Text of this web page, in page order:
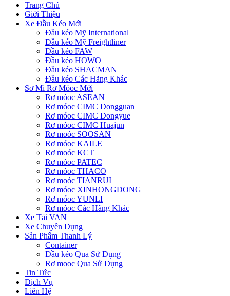
Trang Chủ
Giới Thiệu
Xe Đầu Kéo Mới
Đầu kéo Mỹ International
Đầu kéo Mỹ Freightliner
Đầu kéo FAW
Đầu kéo HOWO
Đầu kéo SHACMAN
Đầu kéo Các Hãng Khác
Sơ Mi Rơ Móoc Mới
Rơ móoc ASEAN
Rơ móoc CIMC Dongguan
Rơ móoc CIMC Dongyue
Rơ móoc CIMC Huajun
Rơ moóc SOOSAN
Rơ móoc KAILE
Rơ moóc KCT
Rơ móoc PATEC
Rơ móoc THACO
Rơ moóc TIANRUI
Rơ móoc XINHONGDONG
Rơ móoc YUNLI
Rơ móoc Các Hãng Khác
Xe Tải VAN
Xe Chuyên Dụng
Sản Phẩm Thanh Lý
Container
Đầu kéo Qua Sử Dụng
Rơ mooc Qua Sử Dụng
Tin Tức
Dịch Vụ
Liên Hệ